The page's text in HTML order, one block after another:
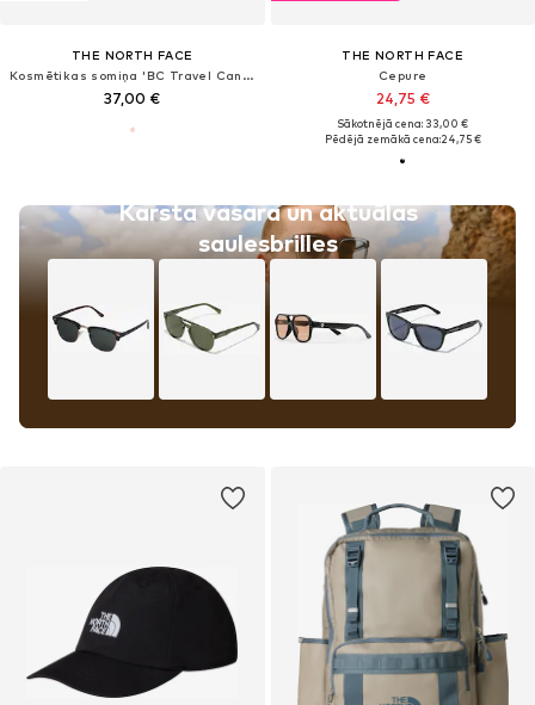
THE NORTH FACE
Kosmētikas somiņa 'BC Travel Canister - S'
37,00 €
Karsta vasara un aktuālas
saulesbrilles
THE NORTH FACE
Cepure
24,75 €
Sākotnējā cena: 33,00 €
Pēdējā zemākā cena:24,75 €